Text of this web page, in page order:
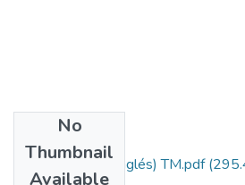
No
Thumbnail
Available
Derecho I (en inglés) TM.pdf